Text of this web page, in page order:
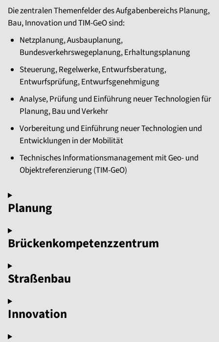
Die zentralen Themenfelder des Aufgabenbereichs Planung,
Bau, Innovation und TIM-GeO sind:
Netzplanung, Ausbauplanung,
Bundesverkehrswegeplanung, Erhaltungsplanung
Steuerung, Regelwerke, Entwurfsberatung,
Entwurfsprüfung, Entwurfsgenehmigung
Analyse, Prüfung und Einführung neuer Technologien für
Planung, Bau und Verkehr
Vorbereitung und Einführung neuer Technologien und
Entwicklungen in der Mobilität
Technisches Informationsmanagement mit Geo- und
Objektreferenzierung (TIM-GeO)
Planung
Brückenkompetenzzentrum
Straßenbau
Innovation